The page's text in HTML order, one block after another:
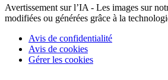
Avertissement sur l’IA - Les images sur
modifiées ou générées grâce à la
Avis de confidentialité
Avis de cookies
Gérer les cookies